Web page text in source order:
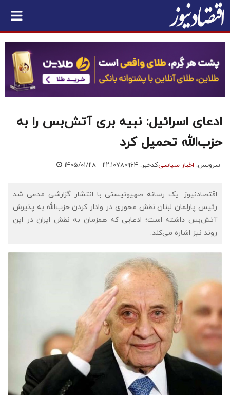
ادعای اسرائیل: نبیه بری آتش‌بس را به
حزب‌الله تحمیل کرد
سرویس: اخبار سیاسیکدخبر: ۷۸۰۹۶۴ ۱۴۰۵/۰۱/۲۸ - ۲۲:۱۰
اقتصادنیوز: یک رسانه صهیونیستی با انتشار گزارشی مدعی شد
رئیس پارلمان لبنان نقش محوری در وادار کردن حزب‌الله به پذیرش
آتش‌بس داشته است؛ ادعایی که همزمان به نقش ایران در این
روند نیز اشاره می‌کند.